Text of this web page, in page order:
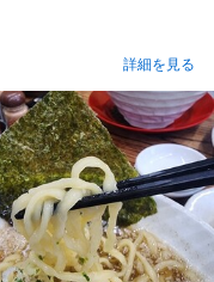
詳細を見る